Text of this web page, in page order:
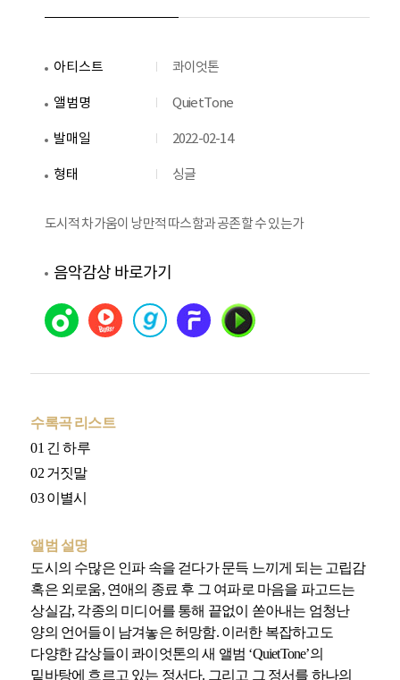
아티스트 콰이엇톤
앨범명 QuietTone
발매일 2022-02-14
형태 싱글
도시적 차가움이 낭만적 따스함과 공존할 수 있는가
음악감상 바로가기
수록곡 리스트
01 긴 하루
02 거짓말
03 이별시
앨범 설명
도시의 수많은 인파 속을 걷다가 문득 느끼게 되는 고립감
혹은 외로움, 연애의 종료 후 그 여파로 마음을 파고드는
상실감, 각종의 미디어를 통해 끝없이 쏟아내는 엄청난
양의 언어들이 남겨놓은 허망함. 이러한 복잡하고도
다양한 감상들이 콰이엇톤의 새 앨범 ‘QuietTone’의
밑바탕에 흐르고 있는 정서다. 그리고 그 정서를 하나의